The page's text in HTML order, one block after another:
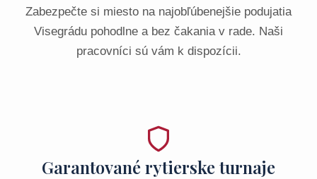
Zabezpečte si miesto na najobľúbenejšie podujatia
Visegrádu pohodlne a bez čakania v rade. Naši
pracovníci sú vám k dispozícii.
Garantované rytierske turnaje